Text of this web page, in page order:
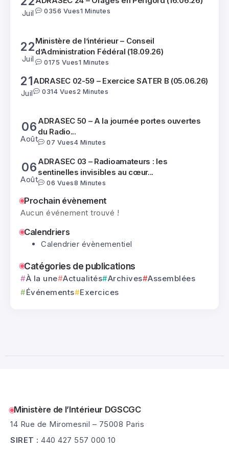
Juil 0 356 Vues1 Minutes
22
Juil
Ministère de l’intérieur – Conseil
d’Administration Fédéral (18.09.26)
0175 Vues1 Minutes
21
Juil
ADRASEC 02-59 – Exercice SATER B (05.06.26)
0 314 Vues 2 Minutes
06
Août
ADRASEC 50 – A la journée portes ouvertes
du Radio...
0 7 Vues4 Minutes
06
Août
ADRASEC 03 – Radioamateurs : les
sentinelles invisibles au cœur...
06 Vues8 Minutes
22
Juil
ADRASEC 24 – Orages en Périgord (16.06.26)
0356 Vues1 Minutes
22 Ministère de l’intérieur – Conseil
0175 Vues 1 Minutes
21
Juil
ADRASEC 02-59 – Exercice SATER B (05.06.26)
0314 Vues2 Minutes
Prochain évènement
Aucun événement trouvé !
Calendriers
Calendrier évènementiel
Catégories de publications
À la une Actualités Archives Assemblées
Événements
Exercices
Ministère de l’Intérieur DGSCGC
14 Rue de Miromesnil – 75008 Paris
SIRET : 440 427 557 000 10